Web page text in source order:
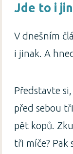
Jde to i
V dnešním
i jinak. A
Představte
před sebou
pět kopů.
tři míče? Pak